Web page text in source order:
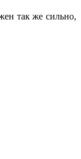
так же сильно,